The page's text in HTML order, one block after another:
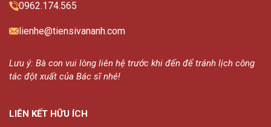
0962.174.565
lienhe@tiensivananh.com
Lưu ý: Bà con vui lòng liên hệ trước khi đến để tránh lịch công
tác đột xuất của Bác sĩ nhé!
LIÊN KẾT HỮU ÍCH